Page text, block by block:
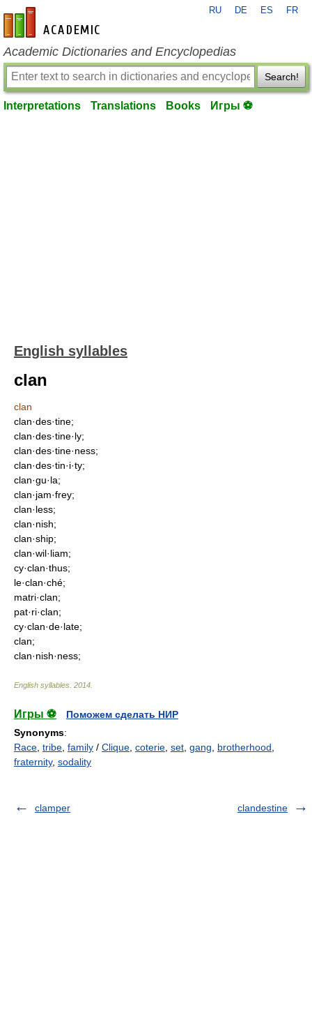
en-academic.com
RU DE ES FR
Academic Dictionaries and Encyclopedias
Search!
Interpretations Translations Books Игры ⚽
English syllables
clan
clan
clan·des·tine;
clan·des·tine·ly;
clan·des·tine·ness;
clan·des·tin·i·ty;
clan·gu·la;
clan·jam·frey;
clan·less;
clan·nish;
clan·ship;
clan·wil·liam;
cy·clan·thus;
le·clan·ché;
matri·clan;
pat·ri·clan;
cy·clan·de·late;
clan;
clan·nish·ness;
English syllables 2014
Игры ⚽
Поможем сделать НИР
Synonyms:
Race tribe family / Clique coterie set gang brotherhood
fraternity, sodality
clamper clandestine